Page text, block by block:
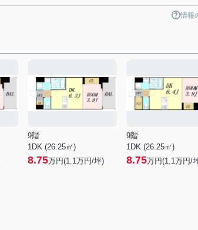
情報
9階
1DK (26.25㎡)
8.75万円(1.1万円/坪)
9階
1DK (26.25㎡)
8.75万円(1.1万円/